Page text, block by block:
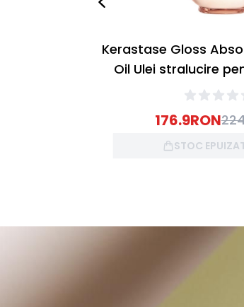
Kerastase Gloss
Oil Ulei stralucire
45ml
176.9RON
STOC